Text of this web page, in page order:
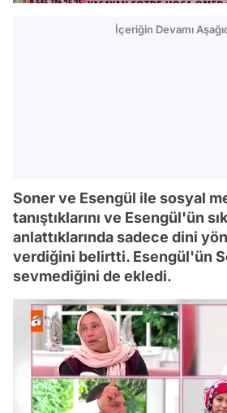
İçeriğin Devamı
Soner ve Esengül ile sosyal
tanıştıklarını ve Esengül'ün
anlattıklarında sadece dini
verdiğini belirtti. Esengül'ün
sevmediğini de ekledi.